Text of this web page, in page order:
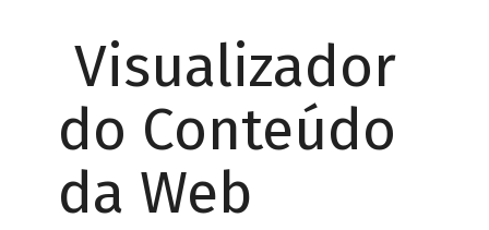
Visualizador
do Conteúdo
da Web